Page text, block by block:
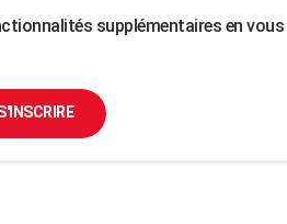
supplémentaires en vous